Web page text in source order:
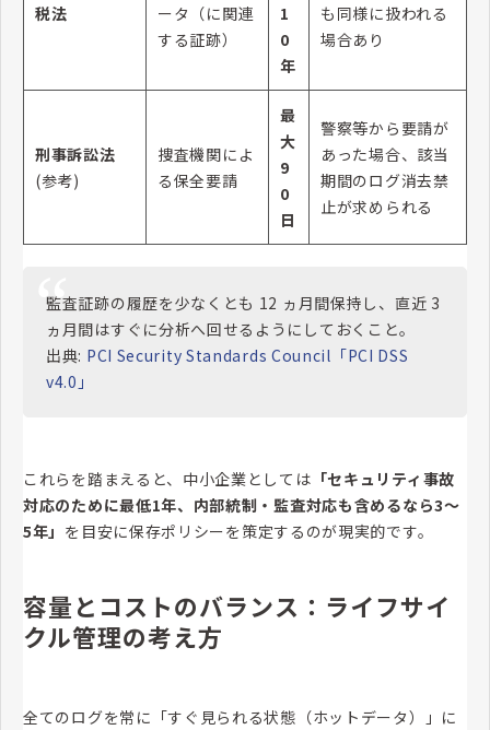
税法
ータ（に関連
する証跡）
1
0
年
も同様に扱われる
場合あり
刑事訴訟法
(参考)
捜査機関によ
る保全要請
最
大
9
0
日
警察等から要請が
あった場合、該当
期間のログ消去禁
止が求められる
監査証跡の履歴を少なくとも 12 ヵ月間保持し、直近 3
ヵ月間はすぐに分析へ回せるようにしておくこと。
出典: PCI Security Standards Council「PCI DSS
v4.0」
これらを踏まえると、中小企業としては 「セキュリティ事故
対応のために最低1年、内部統制・監査対応も含めるなら3〜
5年」 を目安に保存ポリシーを策定するのが現実的です。
容量とコストのバランス：ライフサイ
クル管理の考え方
全てのログを常に「すぐ見られる状態（ホットデータ）」に